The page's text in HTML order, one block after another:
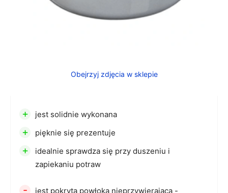
Obejrzyj zdjęcia w sklepie
+ jest solidnie wykonana
+ pięknie się prezentuje
+
idealnie sprawdza się przy duszeniu i
zapiekaniu potraw
-
jest pokryta powłoką nieprzywierającą -